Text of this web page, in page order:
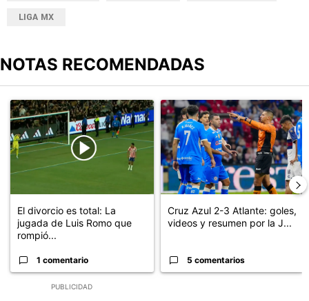
LIGA MX
NOTAS RECOMENDADAS
PUBLICIDAD
Un artículo de tendencia con el título "El divorcio es total: La
El divorcio es total: La
jugada de Luis Romo que
rompió...
1 comentario
Un artículo de tendencia con el
Cruz Azul 2-3 Atlante: goles,
videos y resumen por la J...
5 comentarios